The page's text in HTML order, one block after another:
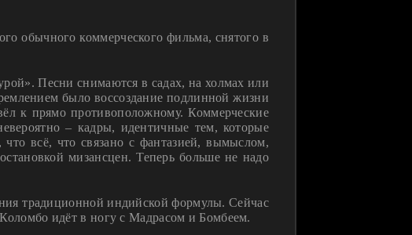
обычного коммерческого фильма, снятого в
Песни снимаются в садах, на холмах или
было воссоздание подлинной жизни
к прямо противоположному. Коммерческие
– кадры, идентичные тем, которые
всё, что связано с фантазией, вымыслом,
мизансцен. Теперь больше не надо
традиционной индийской формулы. Сейчас
идёт в ногу с Мадрасом и Бомбеем.